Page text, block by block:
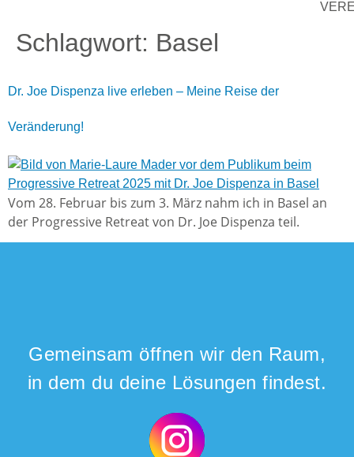
Schlagwort: Basel
Dr. Joe Dispenza live erleben – Meine Reise der
Veränderung!
Vom 28. Februar bis zum 3. März nahm ich in Basel an
der Progressive Retreat von Dr. Joe Dispenza teil.
Gemeinsam öffnen wir den Raum,
in dem du deine Lösungen findest.